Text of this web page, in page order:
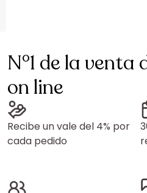
N°1 de la
on line
Recibe un vale del 4% por
cada pedido